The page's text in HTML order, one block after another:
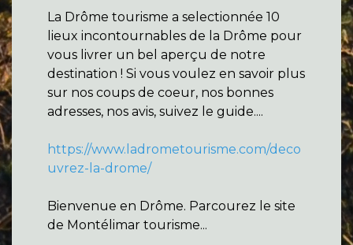
La Drôme tourisme a selectionnée 10
lieux incontournables de la Drôme pour
vous livrer un bel aperçu de notre
destination ! Si vous voulez en savoir plus
sur nos coups de coeur, nos bonnes
adresses, nos avis, suivez le guide....
https://www.ladrometourisme.com/deco
uvrez-la-drome/
Bienvenue en Drôme. Parcourez le site
de Montélimar tourisme...